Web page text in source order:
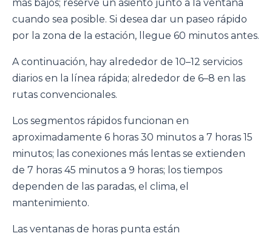
más bajos; reserve un asiento junto a la ventana
cuando sea posible. Si desea dar un paseo rápido
por la zona de la estación, llegue 60 minutos antes.
A continuación, hay alrededor de 10–12 servicios
diarios en la línea rápida; alrededor de 6–8 en las
rutas convencionales.
Los segmentos rápidos funcionan en
aproximadamente 6 horas 30 minutos a 7 horas 15
minutos; las conexiones más lentas se extienden
de 7 horas 45 minutos a 9 horas; los tiempos
dependen de las paradas, el clima, el
mantenimiento.
Las ventanas de horas punta están